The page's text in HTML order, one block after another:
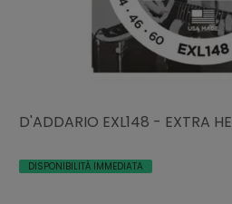
D'ADDARIO EXL148 - EXTRA
DISPONIBILITÀ IMMEDIATA